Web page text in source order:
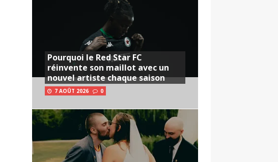
Pourquoi le Red Star FC
réinvente son maillot avec un
nouvel artiste chaque saison
7 AOÛT 2026 0